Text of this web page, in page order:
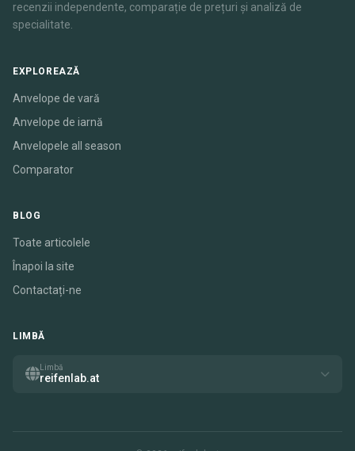
recenzii independente, comparație de prețuri și analiză de
specialitate.
EXPLOREAZĂ
Anvelope de vară
Anvelope de iarnă
Anvelopele all season
Comparator
BLOG
Toate articolele
Înapoi la site
Contactați-ne
LIMBĂ
Limbă
reifenlab.at